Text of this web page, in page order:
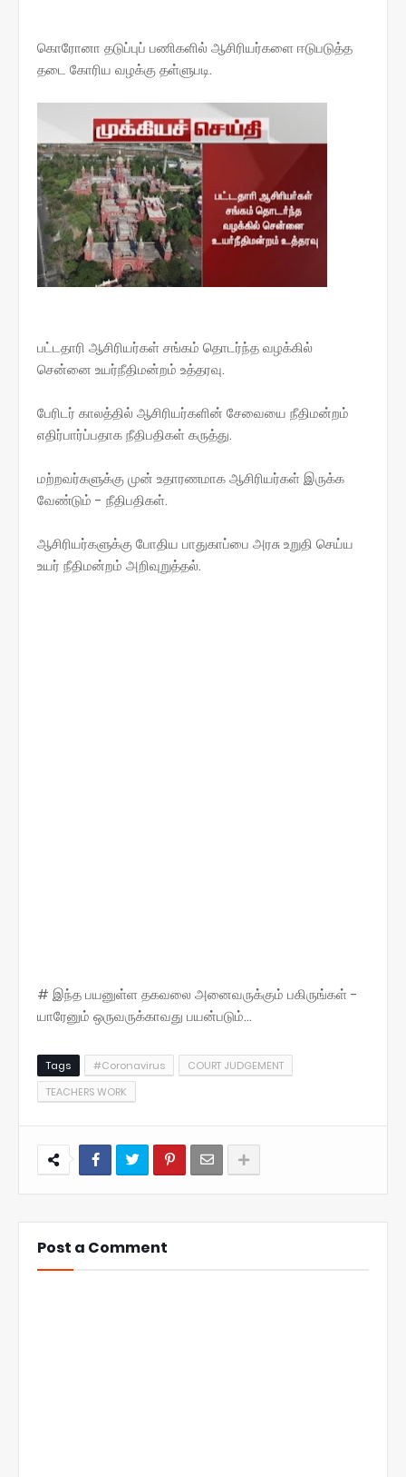
கொரோனா தடுப்புப் பணிகளில் ஆசிரியர்களை ஈடுபடுத்த
தடை கோரிய வழக்கு தள்ளுபடி.
பட்டதாரி ஆசிரியர்கள் சங்கம் தொடர்ந்த வழக்கில்
சென்னை உயர்நீதிமன்றம் உத்தரவு.
பேரிடர் காலத்தில் ஆசிரியர்களின் சேவையை நீதிமன்றம்
எதிர்பார்ப்பதாக நீதிபதிகள் கருத்து.
மற்றவர்களுக்கு முன் உதாரணமாக ஆசிரியர்கள் இருக்க
வேண்டும் - நீதிபதிகள்.
ஆசிரியர்களுக்கு போதிய பாதுகாப்பை அரசு உறுதி செய்ய
உயர் நீதிமன்றம் அறிவுறுத்தல்.
# இந்த பயனுள்ள தகவலை அனைவருக்கும் பகிருங்கள் -
யாரேனும் ஒருவருக்காவது பயன்படும்...
Tags #Coronavirus
COURT JUDGEMENT
TEACHERS WORK
Post a Comment